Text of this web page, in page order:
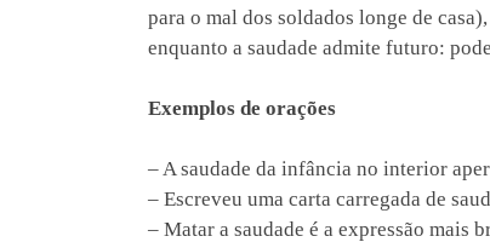
para o mal dos soldados longe de
enquanto a saudade admite futuro:
Exemplos de orações
– A saudade da infância no interior
– Escreveu uma carta carregada de
– Matar a saudade é a expressão mais